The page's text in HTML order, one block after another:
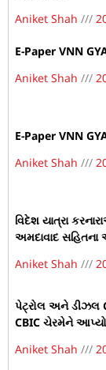
Aniket Shah
E-Paper VNN
Aniket Shah
E-Paper VNN
Aniket Shah
વિદેશ યાત્રા
અમદાવાદ સહિતના
Aniket Shah
પેટ્રોલ અને ડીઝલ
CBIC ચેરમેને
Aniket Shah